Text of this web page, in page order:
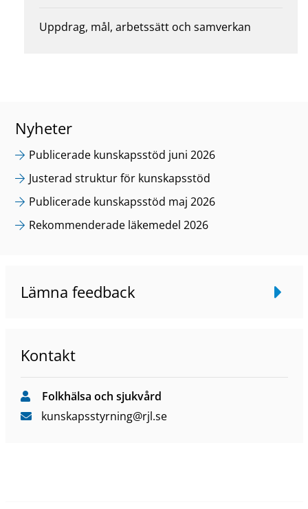
Uppdrag, mål, arbetssätt och samverkan
Nyheter
Publicerade kunskapsstöd juni 2026
Justerad struktur för kunskapsstöd
Publicerade kunskapsstöd maj 2026
Rekommenderade läkemedel 2026
Lämna feedback
Kontakt
Folkhälsa och sjukvård
kunskapsstyrning@rjl.se